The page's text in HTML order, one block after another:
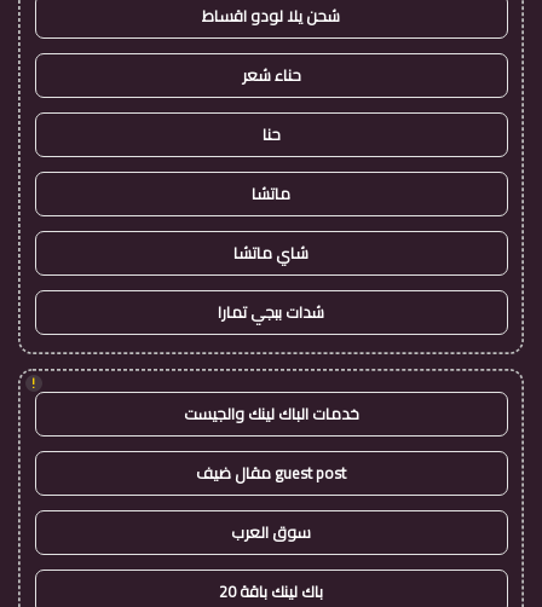
شحن يلا لودو اقساط
حناء شعر
حنا
ماتشا
شاي ماتشا
شدات ببجي تمارا
!
خدمات الباك لينك والجيست
guest post مقال ضيف
سوق العرب
باك لينك باقة 20